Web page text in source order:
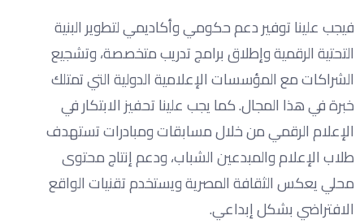
فيجب علينا توفير دعم حكومي وأكاديمي لتطوير البنية
التحتية الرقمية وإطلاق برامج تدريب متخصصة، وتشجيع
الشراكات مع المؤسسات الإعلامية الدولية التي تمتلك
خبرة في هذا المجال. كما يجب علينا تحفيز الابتكار في
الإعلام الرقمي من خلال مسابقات ومبادرات تستهدف
طلاب الإعلام والمبدعين الشباب، ودعم إنتاج محتوى
محلي يعكس الثقافة المصرية ويستخدم تقنيات الواقع
الافتراضي بشكل إبداعي.